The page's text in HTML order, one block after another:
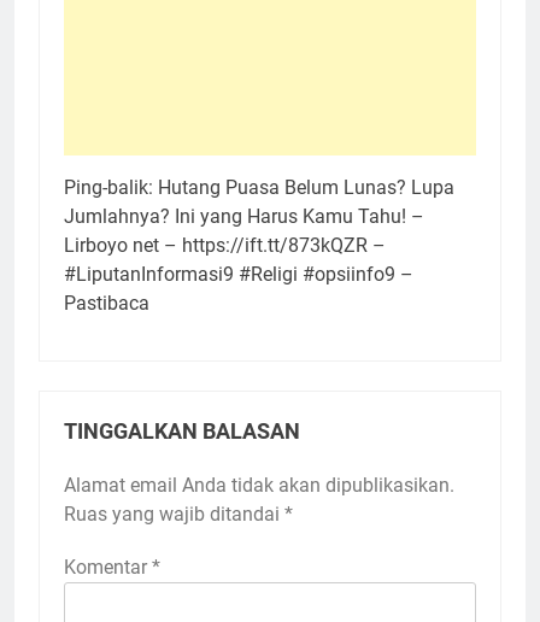
Ping-balik: Hutang Puasa Belum Lunas? Lupa
Jumlahnya? Ini yang Harus Kamu Tahu! –
Lirboyo net – https://ift.tt/873kQZR –
#LiputanInformasi9 #Religi #opsiinfo9 –
Pastibaca
TINGGALKAN BALASAN
Alamat email Anda tidak akan dipublikasikan.
Ruas yang wajib ditandai *
Komentar *